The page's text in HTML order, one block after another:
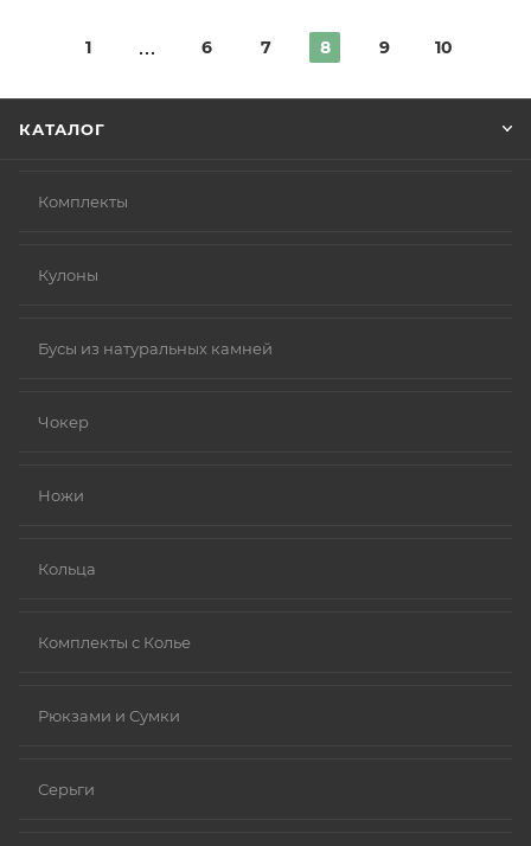
1 6 7 8 9 10
КАТАЛОГ
Комплекты
Кулоны
Бусы из натуральных камней
Чокер
Ножи
Кольца
Комплекты с Колье
Рюкзами и Сумки
Серьги